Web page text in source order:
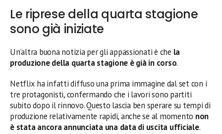
Le riprese della quarta stagione
sono già iniziate
Un’altra buona notizia per gli appassionati è che la
produzione della quarta stagione è già in corso.
Netflix ha infatti diffuso una prima immagine dal set con i
tre protagonisti, confermando che i lavori sono partiti
subito dopo il rinnovo. Questo lascia ben sperare su tempi di
produzione relativamente rapidi, anche se al momento non
è stata ancora annunciata una data di uscita ufficiale.